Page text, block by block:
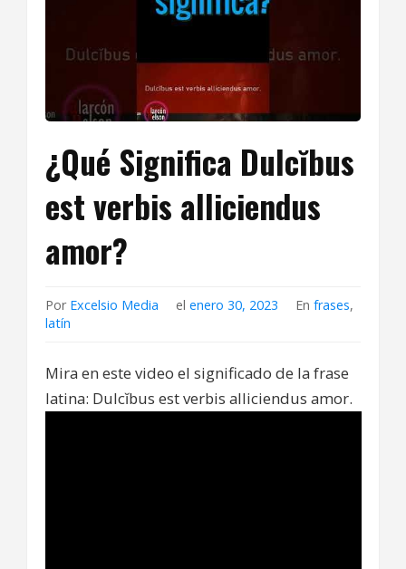
¿Qué Significa Dulcĭbus
est verbis alliciendus
amor?
Por Excelsio Media elenero 30, 2023 Enfrases,
latín
Mira en este video el significado de la frase
latina: Dulcĭbus est verbis alliciendus amor.